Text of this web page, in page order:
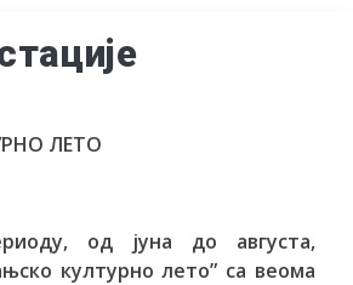
ЛЕТО
од јуна до августа,
културно лето” са веома